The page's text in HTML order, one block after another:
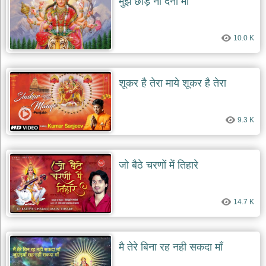
देश
भक्ति
भजन
patriotic
खाटू
श्याम
भजन
khatu
shaym
bhajans
रानी
सती
दादी
भजन
rani
sati
dadi
बावा
लाल
10.0 K
शूकर है तेरा माये शूकर है तेरा
9.3 K
जो बैठे चरणों में तिहारे
14.7 K
मै तेरे बिना रह नही सकदा माँ